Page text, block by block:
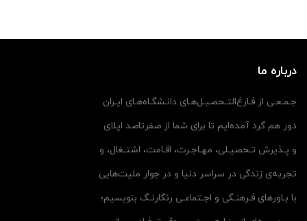
درباره ما
جـمـعـی از فـارغ‌التـحصیـل‌هـای دانـشگـاه‌هـای ایـران
دور هم گرد آمده‌ایم تا برای شما از صفرتاصد اپلای
و پـذیرش تـحصیـلی، مهـاجـرت، اقـامت، اشتـغال، و
تجربه‌ی زندگی در سراسر دنیا و در جوار ملیت‌هایی
با بـاورهای فـرهنـگی و اجـتماعـی رنگارنـگ بنویسیم؛